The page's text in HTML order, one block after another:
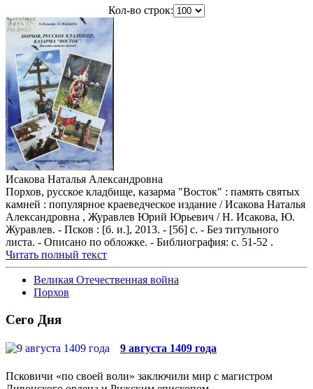
Кол-во строк:
Исакова Наталья Александровна
Порхов, русское кладбище, казарма "Восток" : память святых
камней : популярное краеведческое издание / Исакова Наталья
Александровна , Журавлев Юрий Юрьевич / Н. Исакова, Ю.
Журавлев. - Псков : [б. и.], 2013. - [56] с. - Без титульного
листа. - Описано по обложке. - Библиография: с. 51-52 .
Читать полный текст
Великая Отечественная война
Порхов
Сего Дня
9 августа 1409 года
Псковичи «по своей воли» заключили мир с магистром